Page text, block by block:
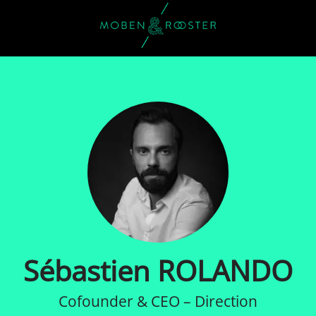
Sébastien ROLANDO
Cofounder & CEO – Direction